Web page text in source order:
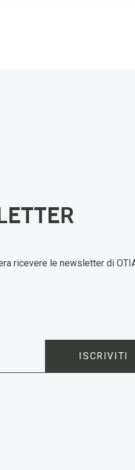
ricevere le newsletter di
ISCRIVITI